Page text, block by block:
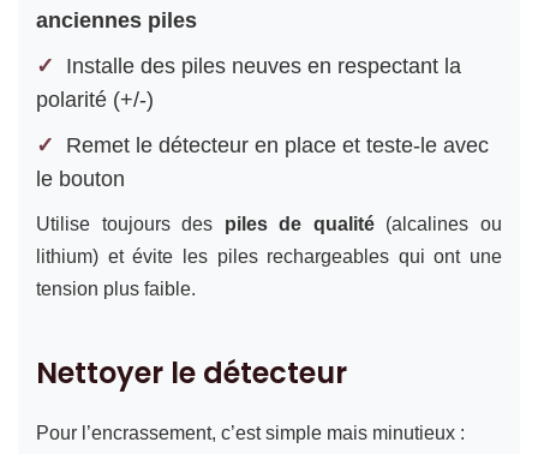
anciennes piles
Installe des piles neuves en respectant la
polarité (+/-)
Remet le détecteur en place et teste-le avec
le bouton
Utilise toujours des piles de qualité(alcalines ou
lithium) et évite les piles rechargeables qui ont une
tension plus faible.
Nettoyer le détecteur
Pour l’encrassement, c’est simple mais minutieux :